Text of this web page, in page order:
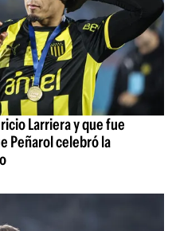
Larriera y que fue
Peñarol celebró la